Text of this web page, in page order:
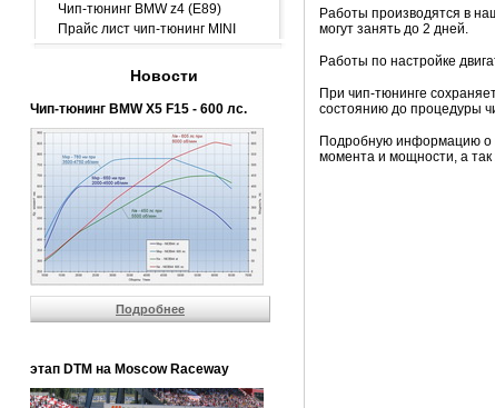
Чип-тюнинг BMW z4 (E89)
Прайс лист чип-тюнинг MINI
Новости
Чип-тюнинг BMW Х5 F15 - 600 лс.
Подробнее
этап DTM на Moscow Raceway
Работы производятся в
могут занять до 2 дней.
Работы по настройке
При чип-тюнинге
состоянию до процедуры
Подробную информацию о
момента и мощности, а